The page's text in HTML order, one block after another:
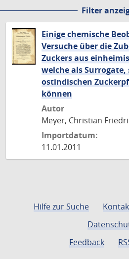
Filter
Einige chemische
Versuche über die
Zuckers aus
welche als
ostindischen
können
Autor
Meyer, Christian
Importdatum:
11.01.2011
Hilfe zur Suche
Feedback